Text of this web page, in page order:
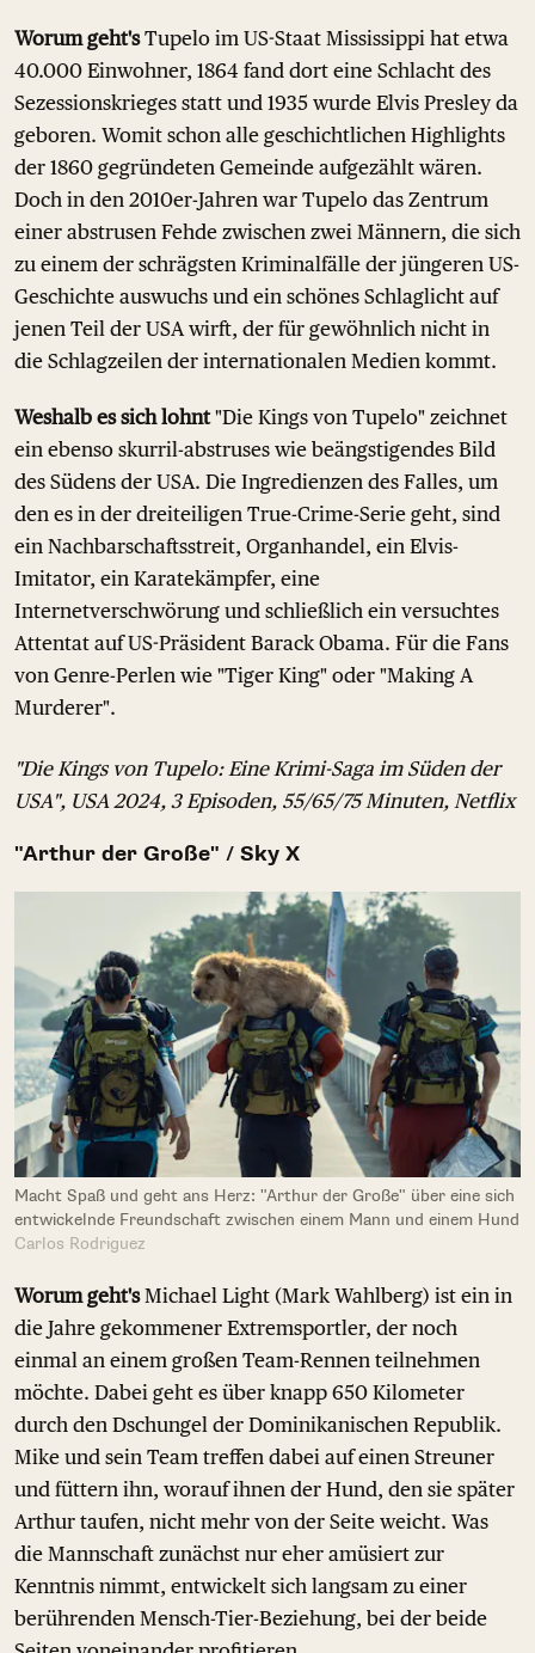
Worum geht'sTupelo im US-Staat Mississippi hat etwa
40.000 Einwohner, 1864 fand dort eine Schlacht des
Sezessionskrieges statt und 1935 wurde Elvis Presley da
geboren. Womit schon alle geschichtlichen Highlights
der 1860 gegründeten Gemeinde aufgezählt wären.
Doch in den 2010er-Jahren war Tupelo das Zentrum
einer abstrusen Fehde zwischen zwei Männern, die sich
zu einem der schrägsten Kriminalfälle der jüngeren US-
Geschichte auswuchs und ein schönes Schlaglicht auf
jenen Teil der USA wirft, der für gewöhnlich nicht in
die Schlagzeilen der internationalen Medien kommt.
Weshalb es sich lohnt"Die Kings von Tupelo" zeichnet
ein ebenso skurril-abstruses wie beängstigendes Bild
des Südens der USA. Die Ingredienzen des Falles, um
den es in der dreiteiligen True-Crime-Serie geht, sind
ein Nachbarschaftsstreit, Organhandel, ein Elvis-
Imitator, ein Karatekämpfer, eine
Internetverschwörung und schließlich ein versuchtes
Attentat auf US-Präsident Barack Obama. Für die Fans
von Genre-Perlen wie "Tiger King" oder "Making A
Murderer".
"Die Kings von Tupelo: Eine Krimi-Saga im Süden der
USA", USA 2024, 3 Episoden, 55/65/75 Minuten, Netflix
"Arthur der Große" / Sky X
Macht Spaß und geht ans Herz: "Arthur der Große" über eine sich
entwickelnde Freundschaft zwischen einem Mann und einem Hund
Carlos Rodriguez
Worum geht'sMichael Light (Mark Wahlberg) ist ein in
die Jahre gekommener Extremsportler, der noch
einmal an einem großen Team-Rennen teilnehmen
möchte. Dabei geht es über knapp 650 Kilometer
durch den Dschungel der Dominikanischen Republik.
Mike und sein Team treffen dabei auf einen Streuner
und füttern ihn, worauf ihnen der Hund, den sie später
Arthur taufen, nicht mehr von der Seite weicht. Was
die Mannschaft zunächst nur eher amüsiert zur
Kenntnis nimmt, entwickelt sich langsam zu einer
berührenden Mensch-Tier-Beziehung, bei der beide